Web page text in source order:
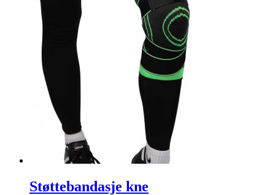
Støttebandasje kne